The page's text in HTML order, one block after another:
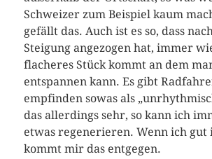
Schweizer zum Beispiel kaum
gefällt das. Auch ist es so, dass
Steigung angezogen hat, immer
flacheres Stück kommt an dem
entspannen kann. Es gibt
empfinden sowas als
das allerdings sehr, so kann ich
etwas regenerieren. Wenn ich gut
kommt mir das entgegen.